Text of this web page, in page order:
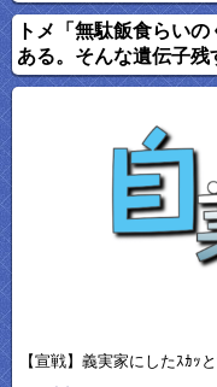
トメ「無駄飯食らい
ある。そんな遺伝子残
【宣戦】義実家にしたｽｶｯ